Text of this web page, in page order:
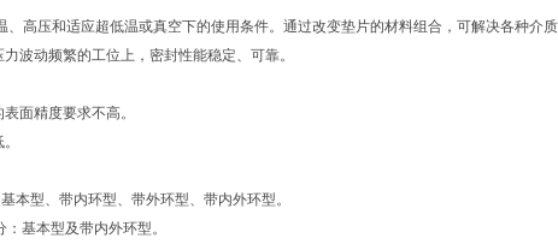
、高压和适应超低温或真空下的使用条件。通过改变垫片的材料组合，可解决各种介质
波动频繁的工位上，密封性能稳定、可靠。
面精度要求不高。
本型、带内环型、带外环型、带内外环型。
基本型及带内外环型。